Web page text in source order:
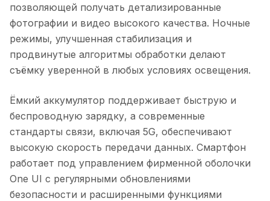
позволяющей получать детализированные
фотографии и видео высокого качества. Ночные
режимы, улучшенная стабилизация и
продвинутые алгоритмы обработки делают
съёмку уверенной в любых условиях освещения.
Ёмкий аккумулятор поддерживает быструю и
беспроводную зарядку, а современные
стандарты связи, включая 5G, обеспечивают
высокую скорость передачи данных. Смартфон
работает под управлением фирменной оболочки
One UI с регулярными обновлениями
безопасности и расширенными функциями